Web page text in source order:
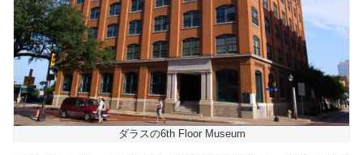
ダラスの6th Floor Museum